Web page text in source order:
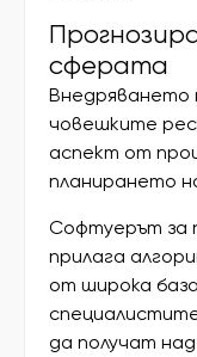
сферата
Внедряването
човешките
аспект от
планирането
Софтуерът за
прилага
от широка
да получат